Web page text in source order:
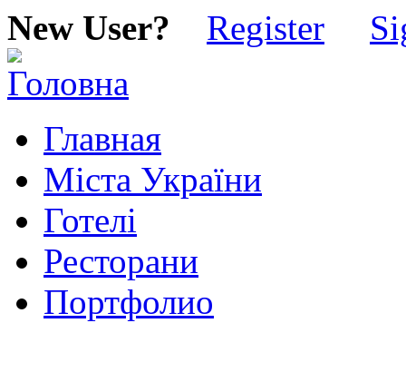
New User? Register
Главная
Міста України
Готелі
Ресторани
Портфолио